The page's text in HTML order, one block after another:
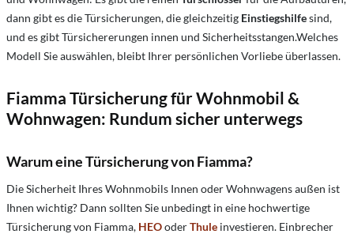
dann gibt es die Türsicherungen, die gleichzeitig Einstiegshilfesind,
und es gibt Türsichererungen innen und Sicherheitsstangen.Welches
Modell Sie auswählen, bleibt Ihrer persönlichen Vorliebe überlassen.
Fiamma Türsicherung für Wohnmobil &
Wohnwagen: Rundum sicher unterwegs
Warum eine Türsicherung von Fiamma?
Die Sicherheit Ihres Wohnmobils Innen oder Wohnwagens außen ist
Ihnen wichtig? Dann sollten Sie unbedingt in eine hochwertige
Türsicherung von Fiamma, HEOoderThule investieren. Einbrecher